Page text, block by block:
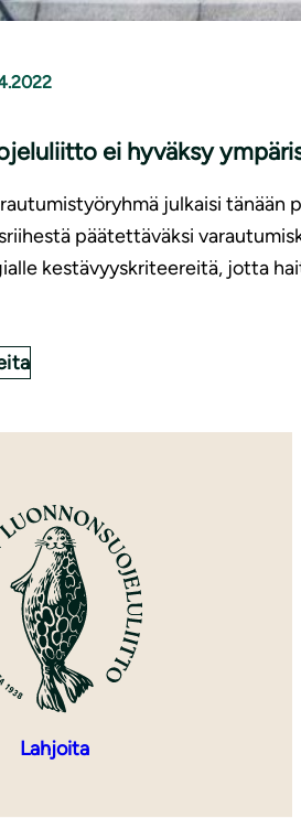
ei hyväksy
julkaisi tänään
päätettäväksi
kestävyyskriteereitä, jotta
Lahjoita